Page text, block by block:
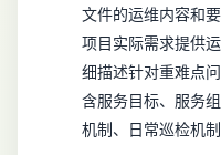
文件的运维内容和
项目实际需求提供
细描述针对重难点
含服务目标、服务
机制、日常巡检机制